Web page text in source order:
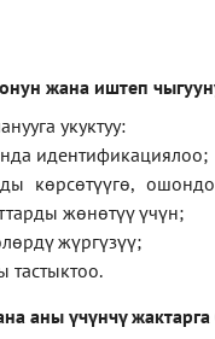
жана иштеп
укуктуу:
идентификациялоо;
көрсөтүүгө,
жөнөтүү үчүн;
жүргүзүү;
тастыктоо.
аны үчүнчү